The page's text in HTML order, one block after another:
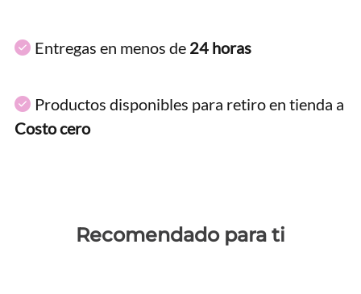
Entregas en menos de 24 horas
Productos disponibles para retiro en tienda a
Costo cero
Recomendado para ti